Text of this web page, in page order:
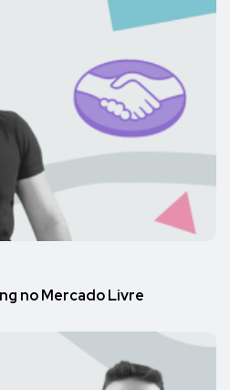
no Mercado Livre